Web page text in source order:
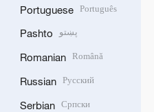
Portuguese Português
Pashto پښتو
Romanian Română
Russian Русский
Serbian Српски